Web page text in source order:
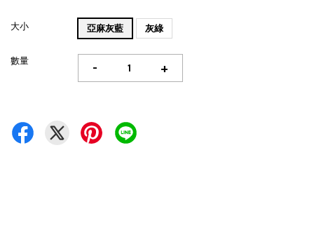
大小 亞麻灰藍 灰綠
數量 - +